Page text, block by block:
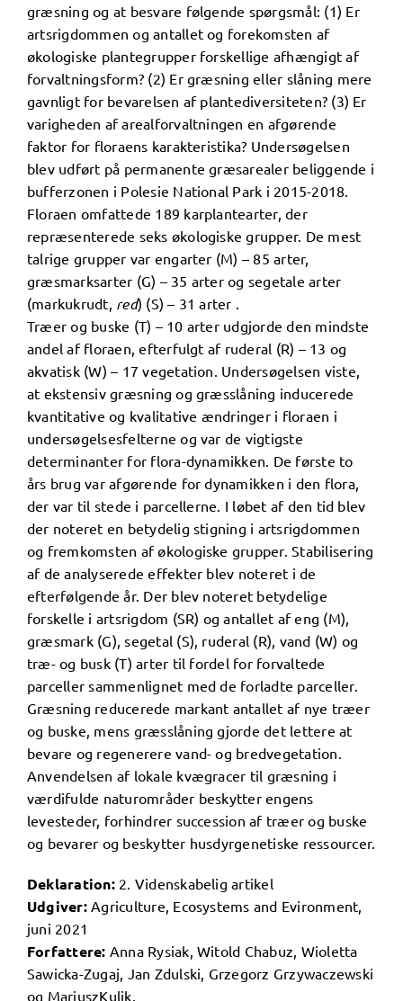
græsning og at besvare følgende spørgsmål: (1) Er
artsrigdommen og antallet og forekomsten af ​​
økologiske plantegrupper forskellige afhængigt af
forvaltningsform? (2) Er græsning eller slåning mere
gavnligt for bevarelsen af ​​plantediversiteten? (3) Er
varigheden af ​​arealforvaltningen en afgørende
faktor for floraens karakteristika? Undersøgelsen
blev udført på permanente græsarealer beliggende i
bufferzonen i Polesie National Park i 2015-2018.
Floraen omfattede 189 karplantearter, der
repræsenterede seks økologiske grupper. De mest
talrige grupper var engarter (M) – 85 arter,
græsmarksarter (G) – 35 arter og segetale arter
(markukrudt, red) (S) – 31 arter .
Træer og buske (T) – 10 arter udgjorde den mindste
andel af floraen, efterfulgt af ruderal (R) – 13 og
akvatisk (W) – 17 vegetation. Undersøgelsen viste,
at ekstensiv græsning og græsslåning inducerede
kvantitative og kvalitative ændringer i floraen i
undersøgelsesfelterne og var de vigtigste
determinanter for flora-dynamikken. De første to
års brug var afgørende for dynamikken i den flora,
der var til stede i parcellerne. I løbet af den tid blev
der noteret en betydelig stigning i artsrigdommen
og fremkomsten af ​​økologiske grupper. Stabilisering
af de analyserede effekter blev noteret i de
efterfølgende år. Der blev noteret betydelige
forskelle i artsrigdom (SR) og antallet af eng (M),
græsmark (G), segetal (S), ruderal (R), vand (W) og
træ- og busk (T) arter til fordel for forvaltede
parceller sammenlignet med de forladte parceller.
Græsning reducerede markant antallet af nye træer
og buske, mens græsslåning gjorde det lettere at
bevare og regenerere vand- og bredvegetation.
Anvendelsen af ​​lokale kvægracer til græsning i
værdifulde naturområder beskytter engens
levesteder, forhindrer succession af træer og buske
og bevarer og beskytter husdyrgenetiske ressourcer.
Deklaration: 2. Videnskabelig artikel
Udgiver:Agriculture, Ecosystems and Evironment,
juni 2021
Forfattere: Anna Rysiak, Witold Chabuz, Wioletta
Sawicka-Zugaj,
Jan Zdulski, Grzegorz Grzywaczewski
og MariuszKulik.